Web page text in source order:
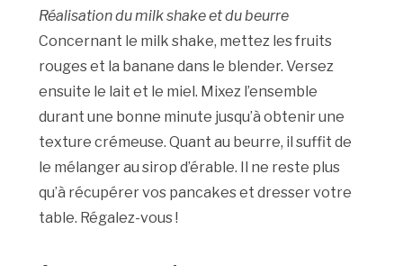
Réalisation du milk shake et du beurre
Concernant le milk shake, mettez les fruits
rouges et la banane dans le blender. Versez
ensuite le lait et le miel. Mixez l’ensemble
durant une bonne minute jusqu’à obtenir une
texture crémeuse. Quant au beurre, il suffit de
le mélanger au sirop d’érable. Il ne reste plus
qu’à récupérer vos pancakes et dresser votre
table. Régalez-vous !